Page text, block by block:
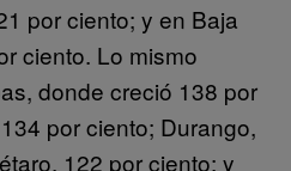
por ciento; y en Baja
ciento. Lo mismo
donde creció 138 por
por ciento; Durango,
122 por ciento; y